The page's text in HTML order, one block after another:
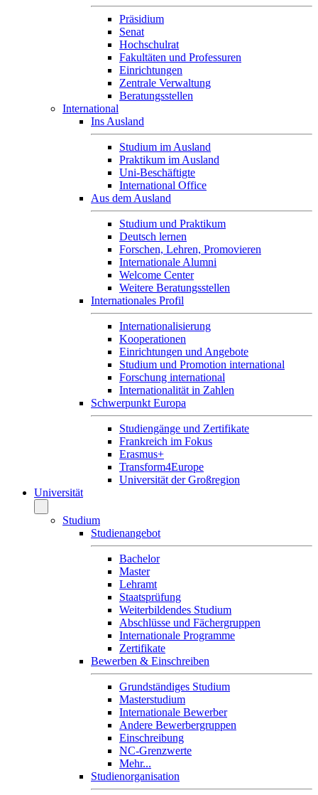
Präsidium
Senat
Hochschulrat
Fakultäten und Professuren
Einrichtungen
Zentrale Verwaltung
Beratungsstellen
International
Ins Ausland
Studium im Ausland
Praktikum im Ausland
Uni-Beschäftigte
International Office
Aus dem Ausland
Studium und Praktikum
Deutsch lernen
Forschen, Lehren, Promovieren
Internationale Alumni
Welcome Center
Weitere Beratungsstellen
Internationales Profil
Internationalisierung
Kooperationen
Einrichtungen und Angebote
Studium und Promotion international
Forschung international
Internationalität in Zahlen
Schwerpunkt Europa
Studiengänge und Zertifikate
Frankreich im Fokus
Erasmus+
Transform4Europe
Universität der Großregion
Universität
Studium
Studienangebot
Bachelor
Master
Lehramt
Staatsprüfung
Weiterbildendes Studium
Abschlüsse und Fächergruppen
Internationale Programme
Zertifikate
Bewerben & Einschreiben
Grundständiges Studium
Masterstudium
Internationale Bewerber
Andere Bewerbergruppen
Einschreibung
NC-Grenzwerte
Mehr...
Studienorganisation